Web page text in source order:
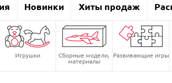
Новинки Хиты продаж
Игрушки Сборные модели,
материалы
Развивающие игры